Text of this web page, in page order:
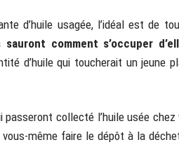
d’huile usagée, l’idéal est de
comment s’occuper
d’huile qui toucherait un jeune
collecté l’huile usée
même faire le dépôt à la